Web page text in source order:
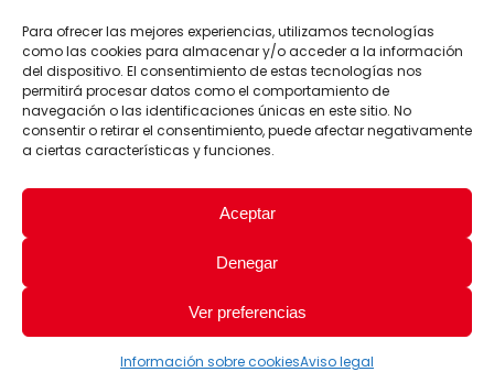
Para ofrecer las mejores experiencias, utilizamos tecnologías
como las cookies para almacenar y/o acceder a la información
del dispositivo. El consentimiento de estas tecnologías nos
permitirá procesar datos como el comportamiento de
navegación o las identificaciones únicas en este sitio. No
consentir o retirar el consentimiento, puede afectar negativamente
a ciertas características y funciones.
Aceptar
Denegar
Ver preferencias
Información sobre cookiesAviso legal
PROGRAMA KIT DIGITAL COFINANCIADO POR LOS
FONDOS NEXT GENERATION (EU) DEL MECANISMO
DE RECUPERACIÓN Y RESILIENCIA